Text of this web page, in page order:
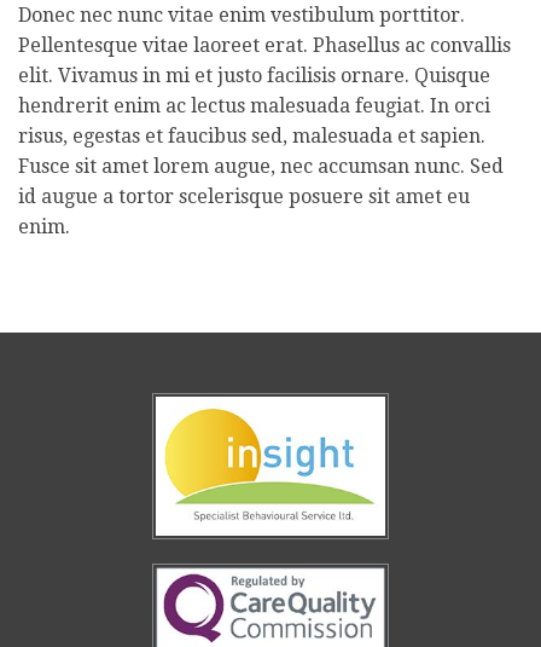
Donec nec nunc vitae enim vestibulum porttitor.
Pellentesque vitae laoreet erat. Phasellus ac convallis
elit. Vivamus in mi et justo facilisis ornare. Quisque
hendrerit enim ac lectus malesuada feugiat. In orci
risus, egestas et faucibus sed, malesuada et sapien.
Fusce sit amet lorem augue, nec accumsan nunc. Sed
id augue a tortor scelerisque posuere sit amet eu
enim.